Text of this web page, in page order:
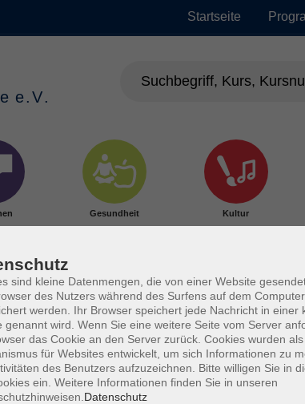
Startseite
Gesundheit Kultur
sind kleine Datenmengen, die von einer Website
des Nutzers während des Surfens auf dem
werden. Ihr Browser speichert jede Nachricht in einer
genannt wird. Wenn Sie eine weitere Seite vom Server
das Cookie an den Server zurück. Cookies wurden
für Websites entwickelt, um sich Informationen zu
des Benutzers aufzuzeichnen. Bitte willigen Sie in
ein. Weitere Informationen finden Sie in unseren
Datenschutz